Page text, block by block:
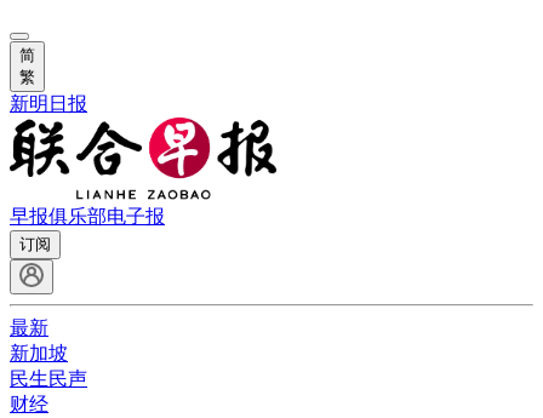
简
繁
新明日报
早报俱乐部电子报
订阅
最新
新加坡
民生民声
财经